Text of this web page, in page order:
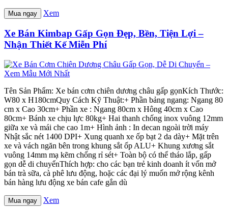
Mua ngay Xem
Xe Bán Kimbap Gấp Gọn Đẹp, Bền, Tiện Lợi –
Nhận Thiết Kế Miễn Phí
Tên Sản Phẩm: Xe bán cơm chiên dương châu gấp gọnKích Thước:
W80 x H180cmQuy Cách Kỹ Thuật:+ Phần bảng ngang: Ngang 80
cm x Cao 30cm+ Phần xe : Ngang 80cm x Hông 40cm x Cao
80cm+ Bánh xe chịu lực 80kg+ Hai thanh chống inox vuông 12mm
giữa xe và mái che cao 1m+ Hình ảnh : In decan ngoài trời máy
Nhật sắc nét 1400 DPI+ Xung quanh xe ốp bạt 2 da dày+ Mặt trên
xe và vách ngăn bên trong khung sắt ốp ALU+ Khung xương sắt
vuông 14mm mạ kẽm chống rỉ sét+ Toàn bộ có thể tháo lắp, gấp
gọn dễ di chuyểnThích hợp: cho các bạn trẻ kinh doanh ít vốn mở
bán trà sữa, cà phê lưu động, hoặc các đại lý muốn mở rộng kênh
bán hàng lưu động xe bán cafe gắn dù
Mua ngay Xem